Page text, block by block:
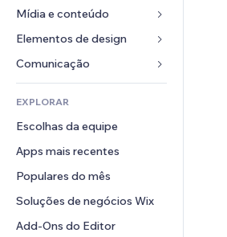
Análises
Listas do site
Email
Frete e entrega
Botões de venda
Contabilidade
Cupons e fidelidade
Soluções de armazenamento
Hotéis
Eventos
Restaurantes
Imobiliária
Meus agendamentos
Mídia e conteúdo
Galeria
Músicas
Podcasts
Fotografia
Vídeo
PDF
Compartilhamento de arquivos
Notícias
Elementos de design
Mapas e navegação
Privacidade e segurança
Relógio
Templates de página
Efeitos de imagem
Botões e menus
Banners e selos
Calculadoras
Formulários
Enquetes
Chat
Comentários
Telefone
Comunidade
EXPLORAR
Escolhas da equipe
Apps mais recentes
Populares do mês
Soluções de negócios Wix
Add-Ons do Editor